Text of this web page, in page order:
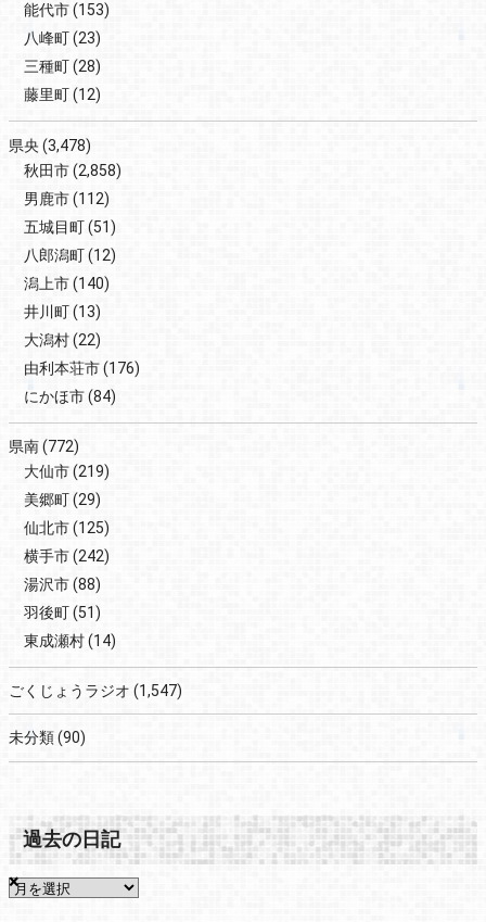
×
能代市(153)
八峰町(23)
三種町(28)
藤里町(12)
県央 (3,478)
秋田市(2,858)
男鹿市(112)
五城目町(51)
八郎潟町(12)
潟上市(140)
井川町(13)
大潟村(22)
由利本荘市(176)
にかほ市(84)
県南(772)
大仙市(219)
美郷町(29)
仙北市(125)
横手市(242)
湯沢市(88)
羽後町(51)
東成瀬村(14)
ごくじょうラジオ (1,547)
未分類(90)
過去の日記